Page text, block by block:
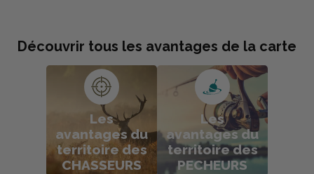
Découvrir tous les avantages de la carte
Les
avantages du
territoire des
CHASSEURS
Les
avantages du
territoire des
PECHEURS